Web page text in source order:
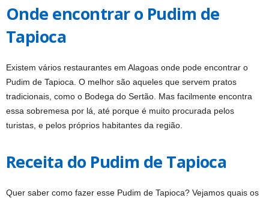
Onde encontrar o Pudim de
Tapioca
Existem vários restaurantes em Alagoas onde pode encontrar o
Pudim de Tapioca. O melhor são aqueles que servem pratos
tradicionais, como o Bodega do Sertão. Mas facilmente encontra
essa sobremesa por lá, até porque é muito procurada pelos
turistas, e pelos próprios habitantes da região.
Receita do Pudim de Tapioca
Quer saber como fazer esse Pudim de Tapioca? Vejamos quais os